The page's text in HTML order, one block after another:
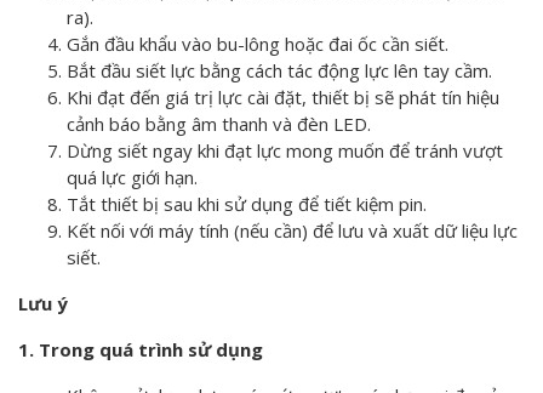
ra).
Gắn đầu khẩu vào bu-lông hoặc đai ốc cần siết.
Bắt đầu siết lực bằng cách tác động lực lên tay cầm.
Khi đạt đến giá trị lực cài đặt, thiết bị sẽ phát tín hiệu
cảnh báo bằng âm thanh và đèn LED.
Dừng siết ngay khi đạt lực mong muốn để tránh vượt
quá lực giới hạn.
Tắt thiết bị sau khi sử dụng để tiết kiệm pin.
Kết nối với máy tính (nếu cần) để lưu và xuất dữ liệu lực
siết.
Lưu ý
1. Trong quá trình sử dụng